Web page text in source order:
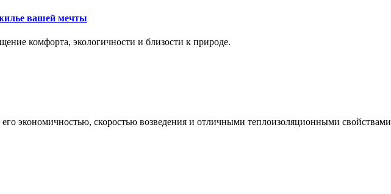
вашей мечты
комфорта, экологичности и близости к природе.
экономичностью, скоростью возведения и отличными теплоизоляционными свойствами